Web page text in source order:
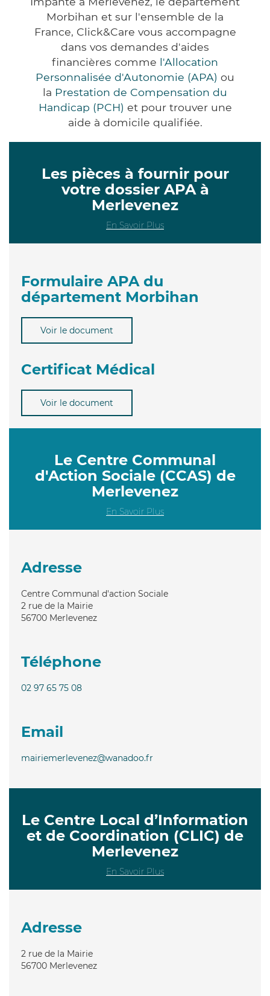
Morbihan et sur l'ensemble de la
France, Click&Care vous accompagne
dans vos demandes d'aides
financières comme l'Allocation
Personnalisée d'Autonomie (APA) ou
la Prestation de Compensation du
Handicap (PCH) et pour trouver une
aide à domicile qualifiée.
Les pièces à fournir pour
votre dossier APA à
Merlevenez
En Savoir Plus
Formulaire APA du
département Morbihan
Voir le document
Certificat Médical
Voir le document
Le Centre Communal
d'Action Sociale (CCAS) de
Merlevenez
En Savoir Plus
Adresse
Centre Communal d'action Sociale
2 rue de la Mairie
56700 Merlevenez
Téléphone
02 97 65 75 08
Email
mairiemerlevenez@wanadoo.fr
Le Centre Local d’Information
et de Coordination (CLIC) de
Merlevenez
En Savoir Plus
Adresse
2 rue de la Mairie
56700 Merlevenez